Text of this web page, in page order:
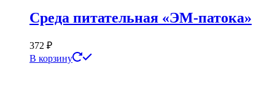
Среда питательная «ЭМ-патока»
372 ₽
В корзину